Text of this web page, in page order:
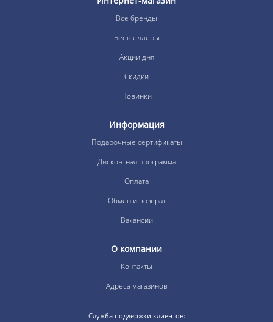
Все бренды
Бестселлеры
Акции дня
Скидки
Новинки
Информация
Подарочные сертификаты
Дисконтная программа
Оплата
Обмен и возврат
Вакансии
О компании
Контакты
Адреса магазинов
Служба поддержки клиентов: